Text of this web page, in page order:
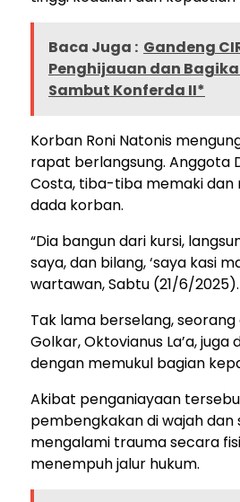
Baca Juga : Gandeng
Penghijauan dan
Sambut Konferda II*
Korban Roni Natonis
rapat berlangsung. Anggota
Costa, tiba-tiba memaki
dada korban.
“Dia bangun dari kursi,
saya, dan bilang, ‘saya kasi
wartawan, Sabtu (21/6/2025).
Tak lama berselang,
Golkar, Oktovianus La’a,
dengan memukul bagian
Akibat penganiayaan
pembengkakan di wajah
mengalami trauma secara
menempuh jalur hukum.